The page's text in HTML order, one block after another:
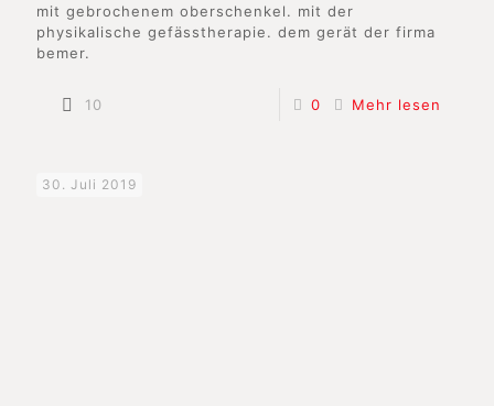
mit gebrochenem oberschenkel. mit der
physikalische gefässtherapie. dem gerät der firma
bemer.
10 0 Mehr lesen
30. Juli 2019